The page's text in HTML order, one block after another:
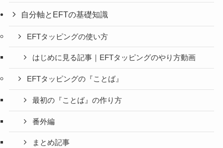
自分軸とEFTの基礎知識
EFTタッピングの使い方
はじめに見る記事｜EFTタッピングのやり方動画
EFTタッピングの『ことば』
最初の『ことば』の作り方
番外編
まとめ記事